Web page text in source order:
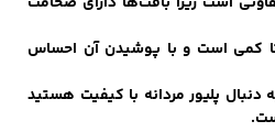
شلوار پارچه ای
شلوار اسلش مردانه
کمی است و با پوشیدن آن احساس
دنبال پلیور مردانه با کیفیت هستید